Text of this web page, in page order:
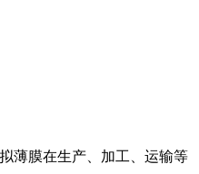
薄膜在生产、加工、运输等